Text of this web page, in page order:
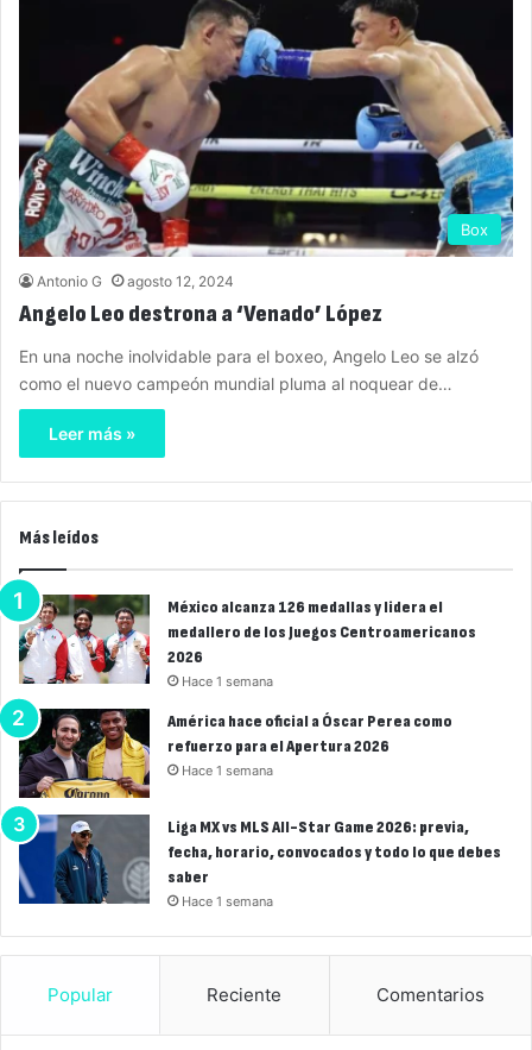
Box
Antonio G agosto 12, 2024
Angelo Leo destrona a ‘Venado’ López
En una noche inolvidable para el boxeo, Angelo Leo se alzó
como el nuevo campeón mundial pluma al noquear de…
Leer más »
Más leídos
México alcanza 126 medallas y lidera el
medallero de los Juegos Centroamericanos
2026
Hace 1 semana
América hace oficial a Óscar Perea como
refuerzo para el Apertura 2026
Hace 1 semana
Liga MX vs MLS All-Star Game 2026: previa,
fecha, horario, convocados y todo lo que debes
saber
Hace 1 semana
Popular Reciente Comentarios